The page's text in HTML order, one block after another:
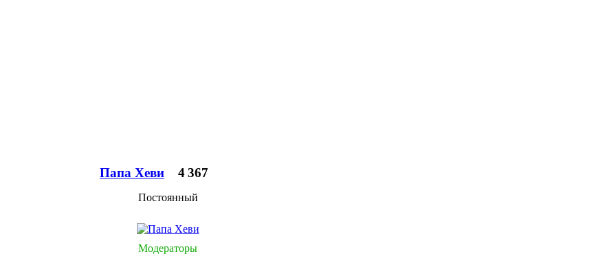
Папа Хеви 4 367
Постоянный
Модераторы